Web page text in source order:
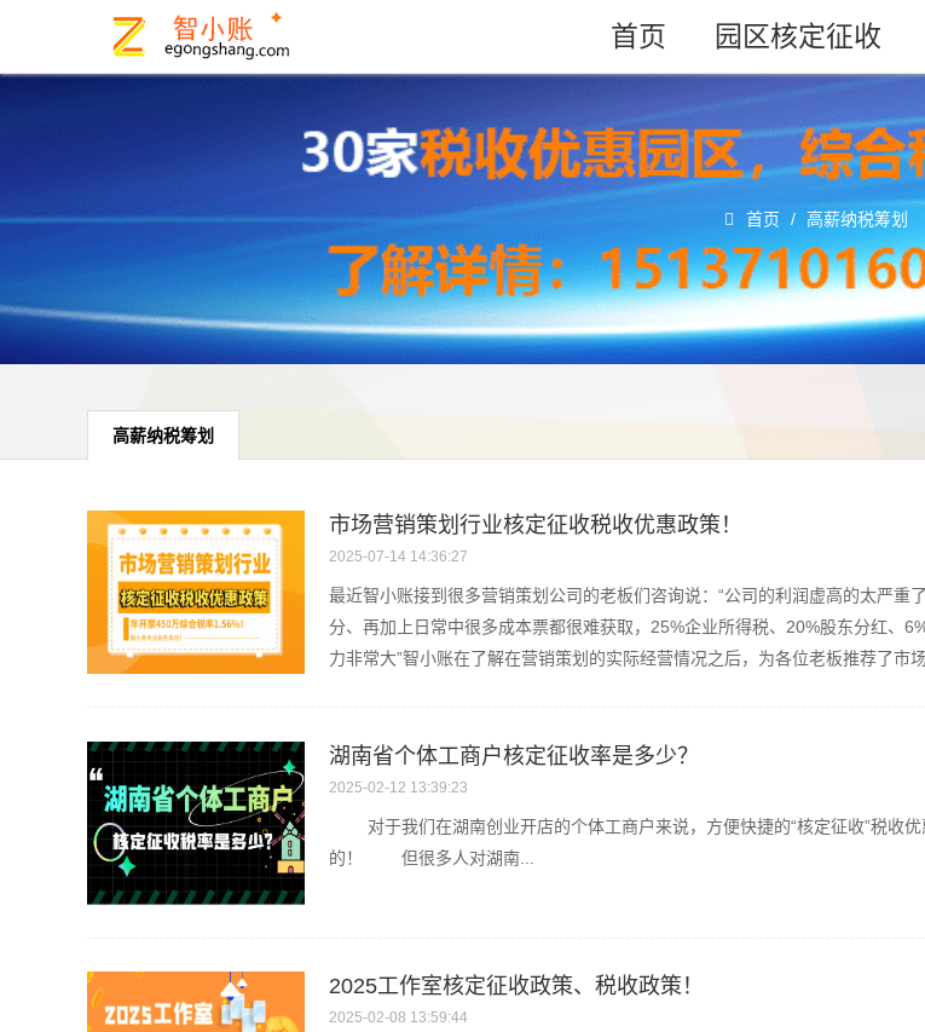
首页 园区核定征收
首页 / 高薪纳税筹划
高薪纳税筹划
市场营销策划行业核定征收税收优惠政策！
2025-07-14 14:36:27
最近智小账接到很多营销策划公司的老板们咨询说：“公司的利润虚高的太严重
分、再加上日常中很多成本票都很难获取，25%企业所得税、20%股东分红、
力非常大”智小账在了解在营销策划的实际经营情况之后，为各位老板推荐了市
湖南省个体工商户核定征收率是多少？
2025-02-12 13:39:23
对于我们在湖南创业开店的个体工商户来说，方便快捷的“核定征收”税收优
的！ 但很多人对湖南...
2025工作室核定征收政策、税收政策！
2025-02-08 13:59:44